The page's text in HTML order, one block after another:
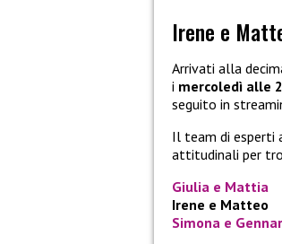
Irene e
Arrivati alla
i mercoledì alle
seguito in
Il team di esperti
attitudinali per
Giulia e Mattia
Irene e Matteo
Simona e